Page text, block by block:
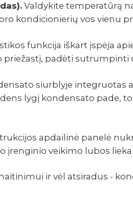
Valdy­kite tempe­ra­tūrą
kondi­cio­nie­rių vos vienu
funkcija iškart įspėja
padėti sutrumpinti
siurblyje integruotas
lygį kondensato pade,
apdailinė panelė
veikimo lubos lieka
ir vėl atsiradus -